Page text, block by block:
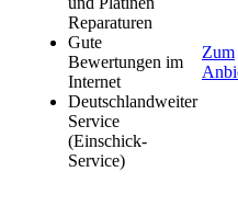
Reparaturen
Gute
Bewertungen im
Internet
Deutschlandweiter
Service
(Einschick-
Service)
Zum